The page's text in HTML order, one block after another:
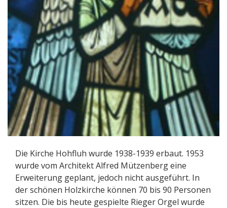
Die Kirche Hohfluh wurde 1938-1939 erbaut. 1953
wurde vom Architekt Alfred Mützenberg eine
Erweiterung geplant, jedoch nicht ausgeführt. In
der schönen Holzkirche können 70 bis 90 Personen
sitzen. Die bis heute gespielte Rieger Orgel wurde